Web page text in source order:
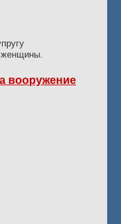
женщины.
вооружение